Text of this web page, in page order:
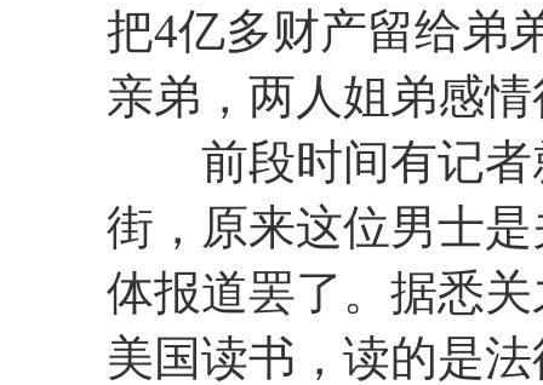
把4亿多财产留给弟
亲弟，两人姐弟感
前段时间有记者
街，原来这位男士
体报道罢了。据悉
美国读书，读的是